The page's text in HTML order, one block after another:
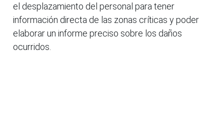
el desplazamiento del personal para tener
información directa de las zonas críticas y poder
elaborar un informe preciso sobre los daños
ocurridos.